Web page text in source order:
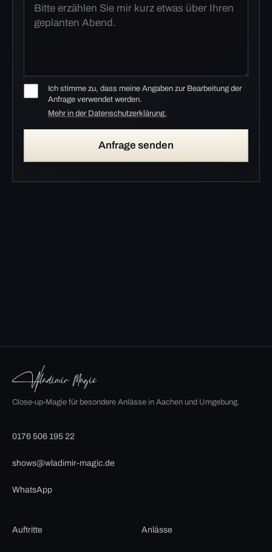
Ich stimme zu, dass meine Angaben zur Bearbeitung der
Anfrage verwendet werden.
Mehr in der Datenschutzerklärung.
Anfrage senden
Close-up-Magie für besondere Anlässe in Aachen und Umgebung.
0176 506 195 22
shows@wladimir-magic.de
WhatsApp
Auftritte Anlässe